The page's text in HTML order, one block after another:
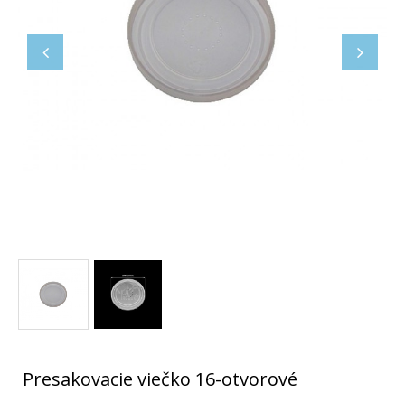
Presakovacie viečko 16-otvorové